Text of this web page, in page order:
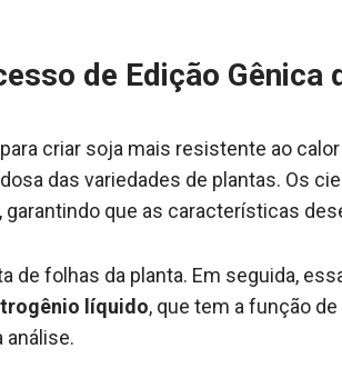
de Edição Gênica
para criar soja mais resistente ao
das variedades de plantas. Os
garantindo que as características
de folhas da planta. Em seguida,
líquido, que tem a função
análise.